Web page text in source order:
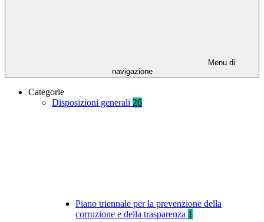
Menu di
navigazione
Categorie
Disposizioni generali 26
Piano triennale per la prevenzione della
corruzione e della trasparenza 1